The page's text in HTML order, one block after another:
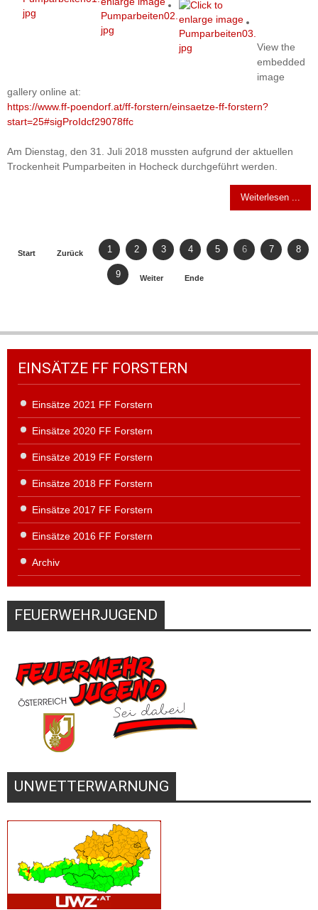
View the
embedded
image
gallery online at:
https://www.ff-poendorf.at/ff-forstern/einsaetze-ff-forstern?
start=25#sigProIdcf29078ffc
Am Dienstag, den 31. Juli 2018 mussten aufgrund der aktuellen
Trockenheit Pumparbeiten in Hocheck durchgeführt werden.
Weiterlesen ...
Start Zurück 1 2 3 4 5 6 7 8
9 Weiter Ende
EINSÄTZE FF FORSTERN
Einsätze 2021 FF Forstern
Einsätze 2020 FF Forstern
Einsätze 2019 FF Forstern
Einsätze 2018 FF Forstern
Einsätze 2017 FF Forstern
Einsätze 2016 FF Forstern
Archiv
FEUERWEHRJUGEND
UNWETTERWARNUNG